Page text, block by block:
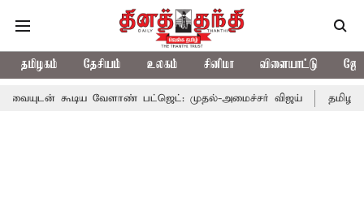
தமிழகம் தேசியம் உலகம் சினிமா விளையாட்டு
வேளாண் பட்ஜெட்: முதல்-அமைச்சர் விஜய் தமிழக அரசியலில்